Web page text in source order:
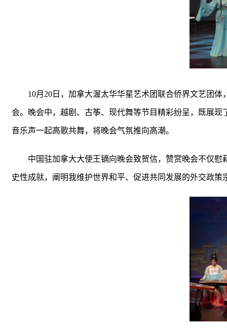
10月20日，加拿大渥太华华星艺术团联合侨界文艺团
会。晚会中，越剧、古筝、现代舞等节目精彩纷呈，既展
音乐声一起高歌共舞，将晚会气氛推向高潮。
中国驻加拿大大使王镝向晚会致贺信，赞赏晚会不仅
史性成就，阐明我维护世界和平、促进共同发展的外交政